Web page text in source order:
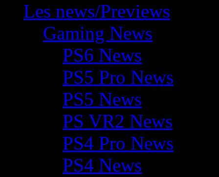
Les news/Previews
Gaming News
PS6 News
PS5 Pro News
PS5 News
PS VR2 News
PS4 Pro News
PS4 News